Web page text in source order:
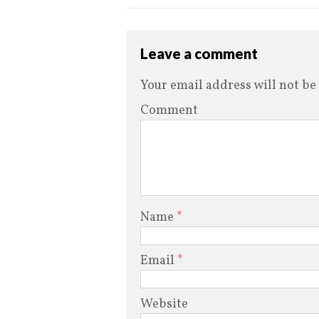
Leave a comment
Your email address will not
Comment
Name *
Email *
Website